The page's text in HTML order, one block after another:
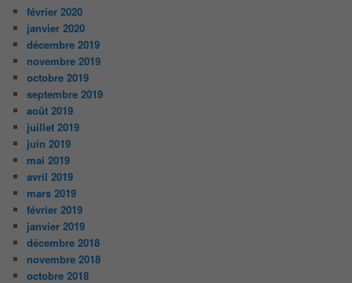
février 2020
janvier 2020
décembre 2019
novembre 2019
octobre 2019
septembre 2019
août 2019
juillet 2019
juin 2019
mai 2019
avril 2019
mars 2019
février 2019
janvier 2019
décembre 2018
novembre 2018
octobre 2018